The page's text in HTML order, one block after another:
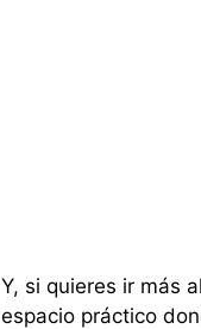
Y, si quieres ir más
espacio práctico